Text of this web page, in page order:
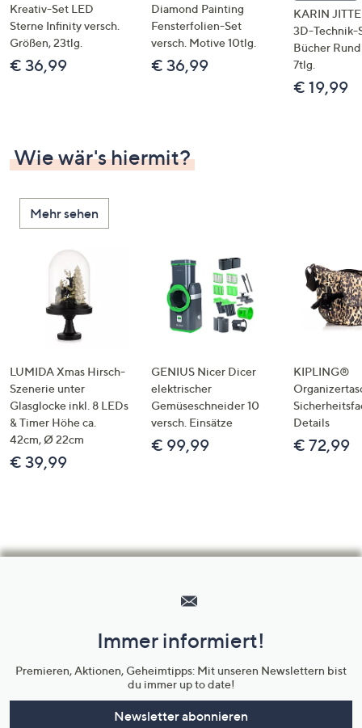
Kreativ-Set LED
Sterne Infinity versch.
Größen, 23tlg.
€ 36,99
Diamond Painting
Fensterfolien-Set
versch. Motive 10tlg.
€ 36,99
KARIN
3D-Technik-
Bücher Rund
7tlg.
€ 19,99
Wie wär's hiermit?
Mehr sehen
LUMIDA Xmas Hirsch-
Szenerie unter
Glasglocke inkl. 8 LEDs
& Timer Höhe ca.
42cm, Ø 22cm
€ 39,99
GENIUS Nicer Dicer
elektrischer
Gemüseschneider 10
versch. Einsätze
€ 99,99
KIPLING®
Details
€ 72,99
Unternehmensinformationen
Immer informiert!
Premieren, Aktionen, Geheimtipps: Mit unseren Newslettern bist
du immer up to date!
Newsletter abonnieren